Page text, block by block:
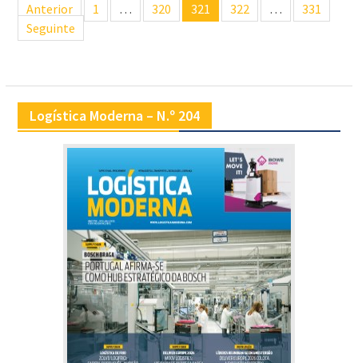
de
artigos
Anterior 1 … 320 321 322 …
331
Seguinte
Logística Moderna – N.º 204